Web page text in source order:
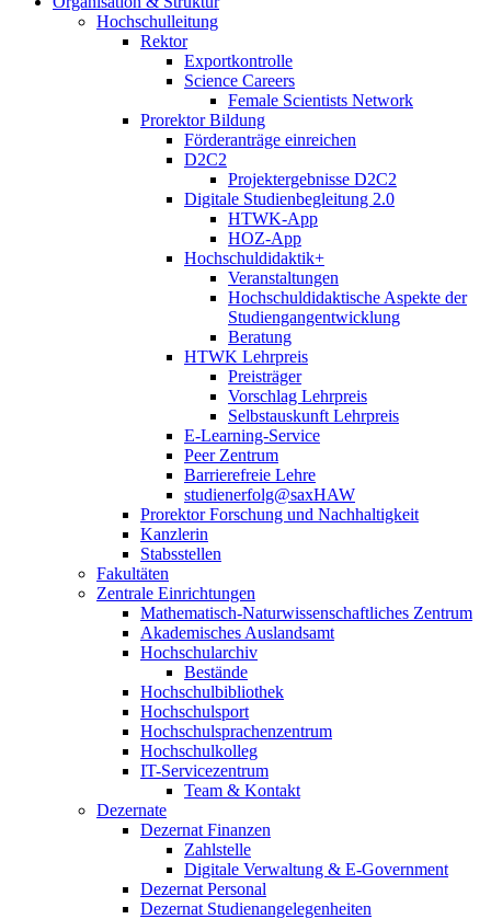
Hochschulleitung
Rektor
Exportkontrolle
Science Careers
Female Scientists Network
Prorektor Bildung
Förderanträge einreichen
D2C2
Projektergebnisse D2C2
Digitale Studienbegleitung 2.0
HTWK-App
HOZ-App
Hochschuldidaktik+
Veranstaltungen
Hochschuldidaktische Aspekte der
Studiengangentwicklung
Beratung
HTWK Lehrpreis
Preisträger
Vorschlag Lehrpreis
Selbstauskunft Lehrpreis
E-Learning-Service
Peer Zentrum
Barrierefreie Lehre
studienerfolg@saxHAW
Prorektor Forschung und Nachhaltigkeit
Kanzlerin
Stabsstellen
Fakultäten
Zentrale Einrichtungen
Mathematisch-Naturwissenschaftliches Zentrum
Akademisches Auslandsamt
Hochschularchiv
Bestände
Hochschulbibliothek
Hochschulsport
Hochschulsprachenzentrum
Hochschulkolleg
IT-Servicezentrum
Team & Kontakt
Dezernate
Dezernat Finanzen
Zahlstelle
Digitale Verwaltung & E-Government
Dezernat Personal
Dezernat Studienangelegenheiten